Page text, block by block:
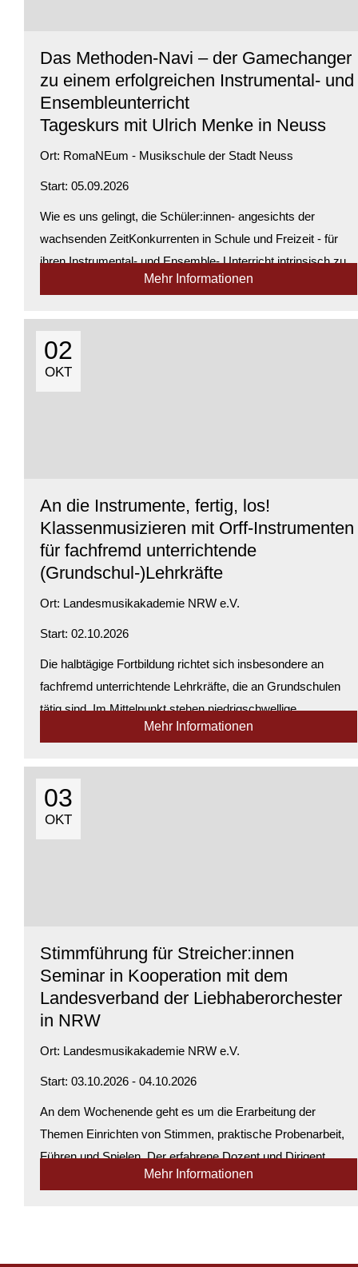
Das Methoden-Navi – der Gamechanger
zu einem erfolgreichen Instrumental- und
Ensembleunterricht
Tageskurs mit Ulrich Menke in Neuss
Ort: RomaNEum - Musikschule der Stadt Neuss
Start: 05.09.2026
Wie es uns gelingt, die Schüler:innen- angesichts der
wachsenden ZeitKonkurrenten in Schule und Freizeit - für
ihren Instrumental- und Ensemble- Unterricht intrinsisch zu
motivieren, wie sie vom Zählen zum Erzählen kommen, das
Mehr Informationen
02
OKT
An die Instrumente, fertig, los!
Klassenmusizieren mit Orff-Instrumenten
für fachfremd unterrichtende
(Grundschul-)Lehrkräfte
Ort: Landesmusikakademie NRW e.V.
Start: 02.10.2026
Die halbtägige Fortbildung richtet sich insbesondere an
fachfremd unterrichtende Lehrkräfte, die an Grundschulen
tätig sind. Im Mittelpunkt stehen niedrigschwellige,
praxiserprobte Ideen, die Sicherheit im Umgang mit Orff-
Mehr Informationen
03
OKT
Stimmführung für Streicher:innen
Seminar in Kooperation mit dem
Landesverband der Liebhaberorchester
in NRW
Ort: Landesmusikakademie NRW e.V.
Start: 03.10.2026 - 04.10.2026
An dem Wochenende geht es um die Erarbeitung der
Themen Einrichten von Stimmen, praktische Probenarbeit,
Führen und Spielen. Der erfahrene Dozent und Dirigent
Norbert Koop erarbeitet mit Ihnen in Vorträgen und
Mehr Informationen